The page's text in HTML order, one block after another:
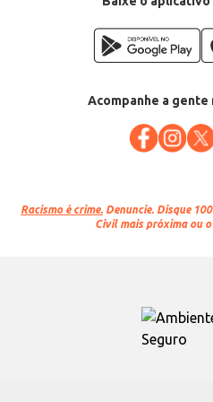
Acompanhe a gente
Racismo é crime. Denuncie. Disque
Civil mais próxima ou